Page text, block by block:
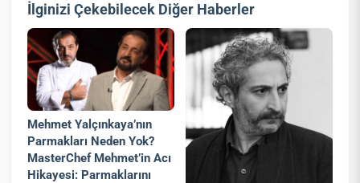
İlginizi Çekebilecek Diğer Haberler
Mehmet Yalçınkaya’nın
Parmakları Neden Yok?
MasterChef Mehmet’in Acı
Hikayesi: Parmaklarını